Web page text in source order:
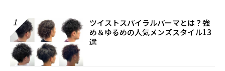
1
ツイストスパイラルパーマとは？強
め＆ゆるめの人気メンズスタイル13
選